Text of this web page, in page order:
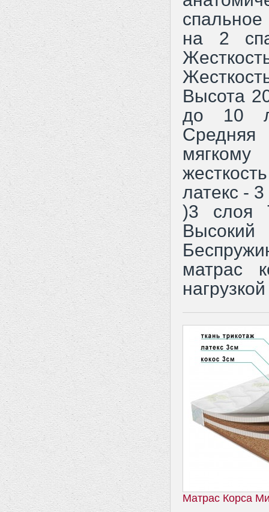
на 2
Высота
до 10
Средняя
латекс -
)3 слоя
матрас
Матрас Корса